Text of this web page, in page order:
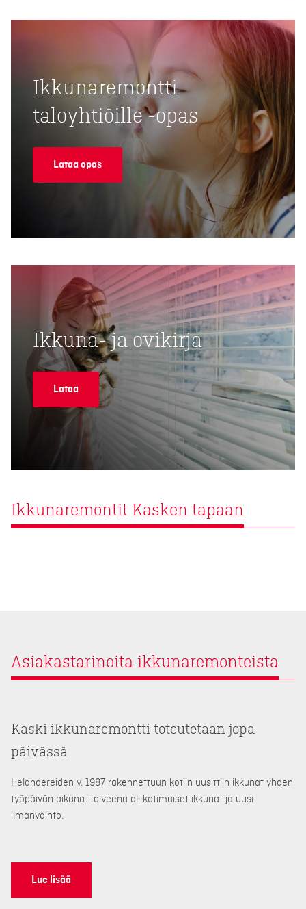
Ikkunaremontti
taloyhtiöille -opas
Lataa opas
Ikkuna- ja ovikirja
Lataa
Ikkunaremontit Kasken tapaan
Asiakastarinoita ikkunaremonteista
Kaski ikkunaremontti toteutetaan jopa
päivässä
Helandereiden v. 1987 rakennettuun kotiin uusittiin ikkunat yhden
työpäivän aikana. Toiveena oli kotimaiset ikkunat ja uusi
ilmanvaihto.
Lue lisää